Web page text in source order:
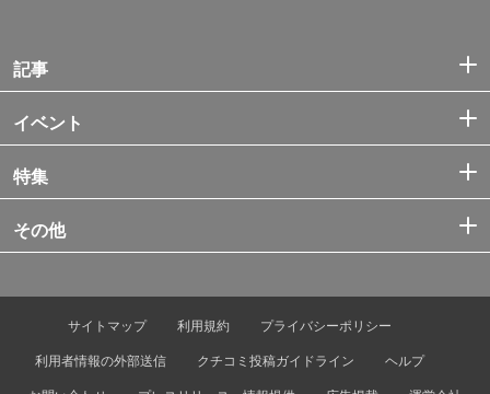
記事
イベント
特集
その他
サイトマップ 利用規約
プライバシーポリシー
利用者情報の外部送信
クチコミ投稿ガイドライン
ヘルプ